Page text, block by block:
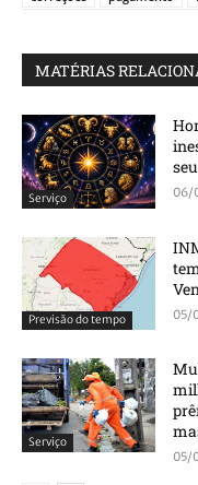
MATÉRIAS
Serviço 06/
Previsão do tempo 05/
Serviço
05/